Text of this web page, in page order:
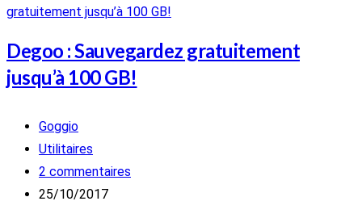
Degoo : Sauvegardez gratuitement
jusqu’à 100 GB!
Auteur/autrice
de
la
publication :
Goggio
Post
category:
Utilitaires
Commentaires
de
2 commentaires
Publication
25/10/2017